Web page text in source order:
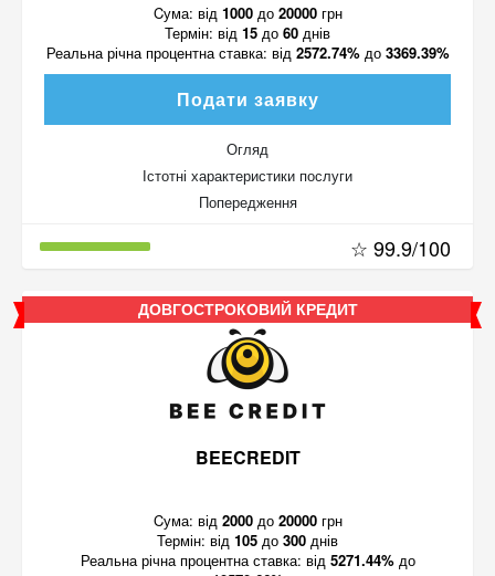
Cума: від 1000до 20000грн
Термін: від 15 до 60 днів
Реальна річна процентна ставка: від 2572.74%до 3369.39%
Подати заявку
Огляд
Істотні характеристики послуги
Попередження
☆ 99.9/100
ДОВГОСТРОКОВИЙ КРЕДИТ
BEECREDIT
Cума: від 2000до 20000грн
Термін: від 105 до 300 днів
Реальна річна процентна ставка: від 5271.44%до